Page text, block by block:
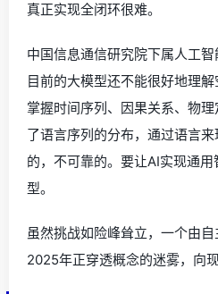
真正实现全闭环很难。
中国信息通信研究院下属人工智
目前的大模型还不能很好地理
掌握时间序列、因果关系、物
了语言序列的分布，通过语言
的，不可靠的。要让AI实现通
型。
虽然挑战如险峰耸立，一个由
2025年正穿透概念的迷雾，向